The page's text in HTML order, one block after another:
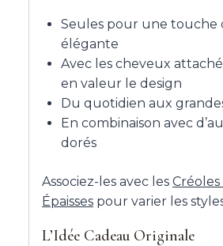
Seules pour une touche
élégante
Avec les cheveux
en valeur le design
Du quotidien aux
En combinaison avec
dorés
Associez-les avec les
Épaisses pour varier les
L’Idée Cadeau Originale